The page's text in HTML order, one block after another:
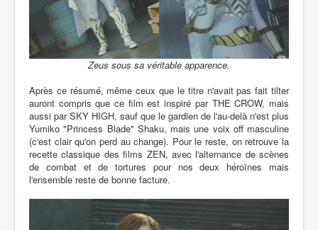
Zeus sous sa véritable apparence.
Après ce résumé, même ceux que le titre n'avait pas fait tilter
auront compris que ce film est inspiré par THE CROW, mais
aussi par SKY HIGH, sauf que le gardien de l'au-delà n'est plus
Yumiko "Princess Blade" Shaku, mais une voix off masculine
(c'est clair qu'on perd au change). Pour le reste, on retrouve la
recette classique des films ZEN, avec l'alternance de scènes
de combat et de tortures pour nos deux héroïnes mais
l'ensemble reste de bonne facture.